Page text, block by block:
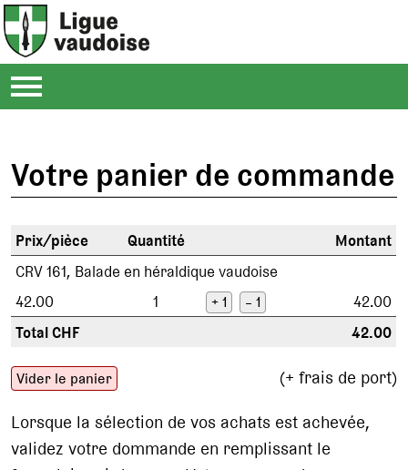
Votre panier de commande
Prix/pièce Quantité
Montant
CRV 161, Balade en héraldique vaudoise
42.00
1 + 1 – 1
42.00
Total CHF
42.00
(+ frais de port)
Vider le panier
Lorsque la sélection de vos achats est achevée,
validez votre dommande en remplissant le